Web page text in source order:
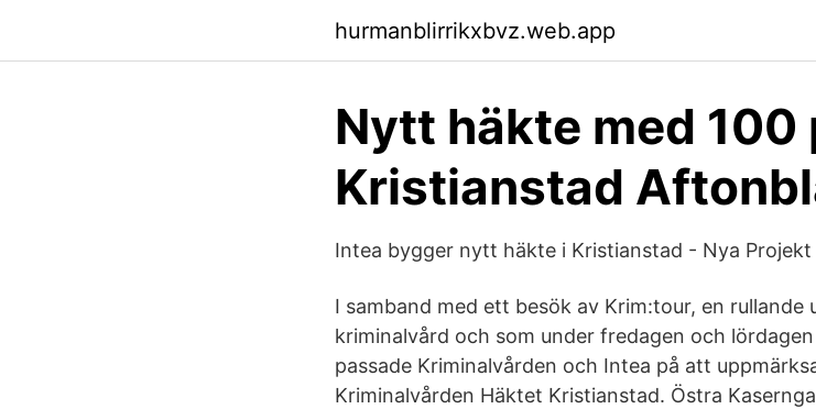
hurmanblirrikxbvz.web.app
Nytt häkte med 100
Kristianstad
Intea bygger nytt häkte i Kristianstad - Nya Projekt
I samband med ett besök av Krim:tour, en
kriminalvård och som under fredagen och
passade Kriminalvården och Intea på att
Kriminalvården Häktet Kristianstad. Östra